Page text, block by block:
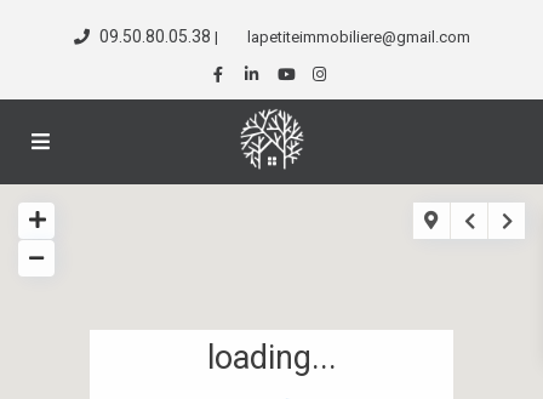
09.50.80.05.38 | lapetiteimmobiliere@gmail.com
loading...